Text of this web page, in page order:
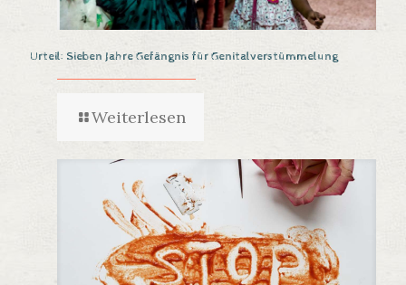
Urteil: Sieben Jahre Gefängnis für Genitalverstümmelung
Weiterlesen